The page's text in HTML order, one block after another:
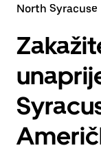
North Syracuse